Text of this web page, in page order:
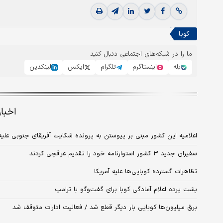
کوبا
ما را در شبکه‌های اجتماعی دنبال کنید
بله
اینستاگرم تلگرام ایکس لینکدین
اعلامیه‌ این کشور مبنی بر پیوستن به پرونده شکایت آفریقای جنوبی
سفیران جدید ۳ کشور استوارنامه خود را تقدیم عراقچی کردند
تظاهرات گسترده کوبایی‌ها علیه آمریکا
پشت پرده اعلام آمادگی کوبا برای گفت‌وگو با ترامپ
برق میلیون‌ها کوبایی بار دیگر قطع شد / فعالیت ادارات متوقف شد